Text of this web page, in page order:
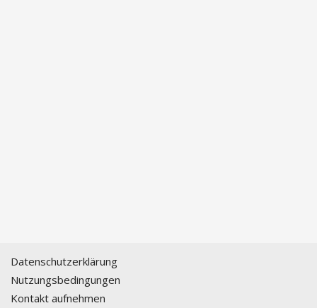
Datenschutzerklärung
Nutzungsbedingungen
Kontakt aufnehmen